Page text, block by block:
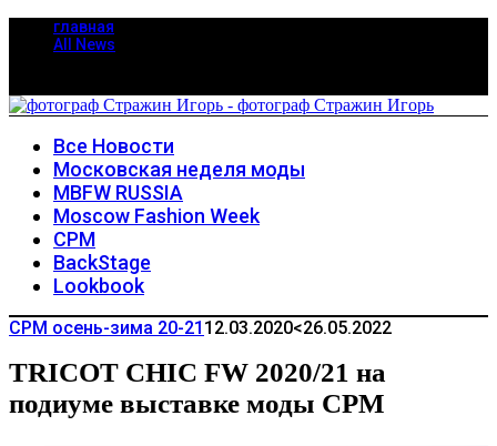
главная
All News
Все Новости
Московская неделя моды
MBFW RUSSIA
Moscow Fashion Week
CPM
BackStage
Lookbook
CPM осень-зима 20-21 12.03.2020<26.05.2022
TRICOT CHIC FW 2020/21 на
подиуме выставке моды CPM